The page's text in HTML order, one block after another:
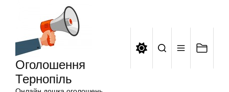
Оголошення
Тернопіль